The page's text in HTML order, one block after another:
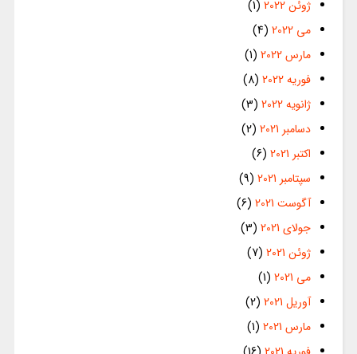
ژوئن 2022
(1)
می 2022
(4)
مارس 2022
(1)
فوریه 2022
(8)
ژانویه 2022
(3)
دسامبر 2021
(2)
اکتبر 2021
(6)
سپتامبر 2021
(9)
آگوست 2021
(6)
جولای 2021
(3)
ژوئن 2021
(7)
می 2021
(1)
آوریل 2021
(2)
مارس 2021
(1)